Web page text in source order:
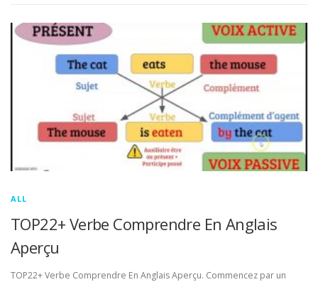
ALL
TOP22+ Verbe Comprendre En Anglais
Aperçu
TOP22+ Verbe Comprendre En Anglais Aperçu. Commencez par un